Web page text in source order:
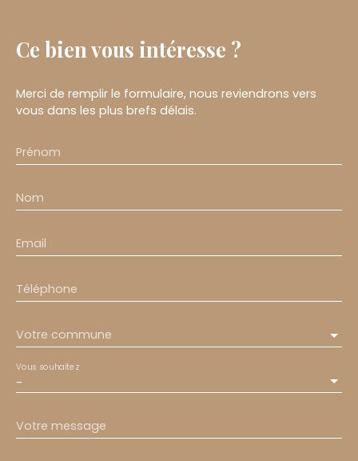
Ce bien vous intéresse ?
Merci de remplir le formulaire, nous reviendrons vers
vous dans les plus brefs délais.
Prénom
Nom
Email
Téléphone
Votre commune
-
Vous souhaitez
Votre message